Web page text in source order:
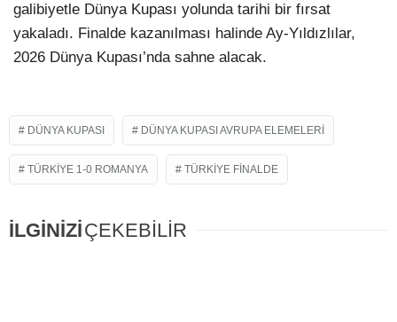
galibiyetle Dünya Kupası yolunda tarihi bir fırsat
yakaladı. Finalde kazanılması halinde Ay-Yıldızlılar,
2026 Dünya Kupası’nda sahne alacak.
DÜNYA KUPASI DÜNYA KUPASI AVRUPA ELEMELERI
TÜRKIYE 1-0 ROMANYA TÜRKIYE FINALDE
İLGİNİZİÇEKEBİLİR